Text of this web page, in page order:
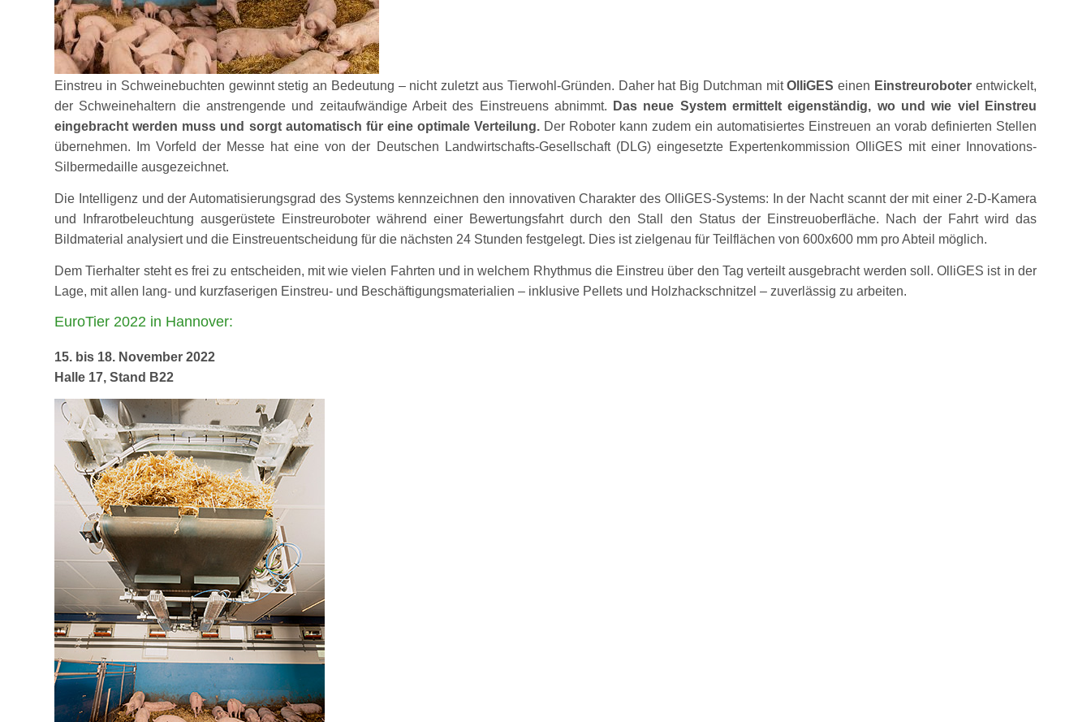
Einstreu in Schweinebuchten gewinnt stetig an Bedeutung – nicht zuletzt aus Tierwohl-Gründen. Daher hat Big Dutchman mitOlliGES einen Einstreuroboter entwickelt,
der Schweinehaltern die anstrengende und zeitaufwändige Arbeit des Einstreuens abnimmt.
Das neue System ermittelt eigenständig, wo und wie viel Einstreu
eingebracht werden muss und sorgt automatisch für eine optimale Verteilung.Der Roboter kann zudem ein automatisiertes Einstreuen an vorab definierten Stellen
übernehmen. Im Vorfeld der Messe hat eine von der Deutschen Landwirtschafts-Gesellschaft (DLG) eingesetzte Expertenkommission OlliGES mit einer Innovations-
Silbermedaille ausgezeichnet.
Die Intelligenz und der Automatisierungsgrad des Systems kennzeichnen den innovativen Charakter des OlliGES-Systems: In der Nacht scannt der mit einer 2-D-Kamera
und Infrarotbeleuchtung ausgerüstete Einstreuroboter während einer Bewertungsfahrt durch den Stall den Status der Einstreuoberfläche. Nach der Fahrt wird das
Bildmaterial analysiert und die Einstreuentscheidung für die nächsten 24 Stunden festgelegt. Dies ist zielgenau für Teilflächen von 600x600 mm pro Abteil möglich.
Dem Tierhalter steht es frei zu entscheiden, mit wie vielen Fahrten und in welchem Rhythmus die Einstreu über den Tag verteilt ausgebracht werden soll. OlliGES ist in der
Lage, mit allen lang- und kurzfaserigen Einstreu- und Beschäftigungsmaterialien – inklusive Pellets und Holzhackschnitzel – zuverlässig zu arbeiten.
EuroTier 2022 in Hannover:
15. bis 18. November 2022
Halle 17, Stand B22